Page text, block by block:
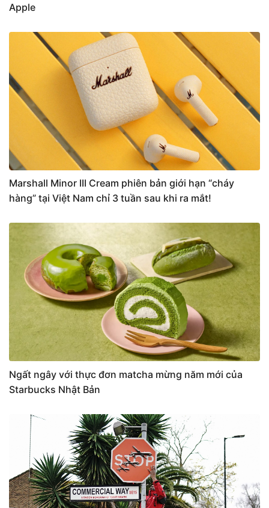
Apple
Marshall Minor III Cream phiên bản giới hạn “cháy
hàng” tại Việt Nam chỉ 3 tuần sau khi ra mắt!
Ngất ngây với thực đơn matcha mừng năm mới của
Starbucks Nhật Bản